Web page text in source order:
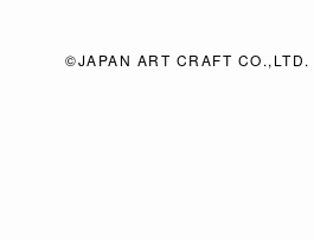
©JAPAN ART CRAFT